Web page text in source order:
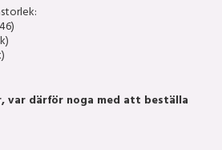
var därför noga med att beställa